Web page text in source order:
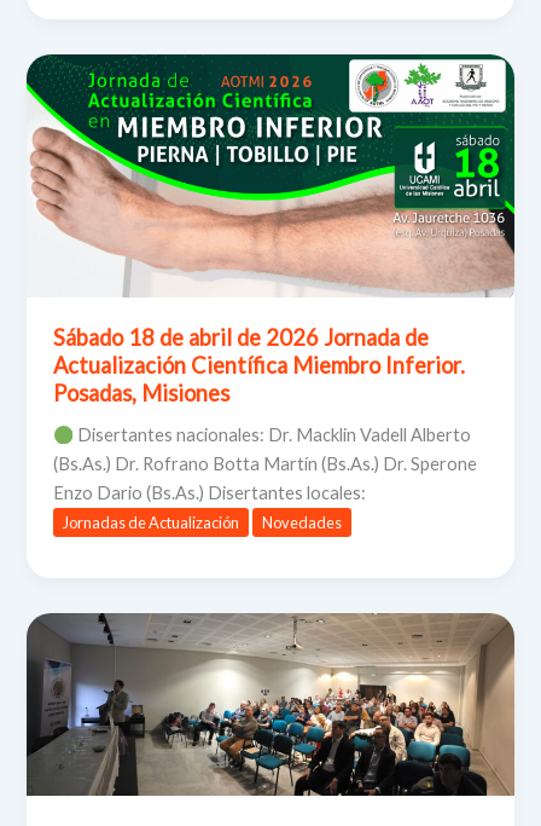
Sábado 18 de abril de 2026 Jornada de
Actualización Científica Miembro Inferior.
Posadas, Misiones
Disertantes nacionales: Dr. Macklin Vadell Alberto
(Bs.As.) Dr. Rofrano Botta Martín (Bs.As.) Dr. Sperone
Enzo Dario (Bs.As.) Disertantes locales:
Jornadas de Actualización Novedades